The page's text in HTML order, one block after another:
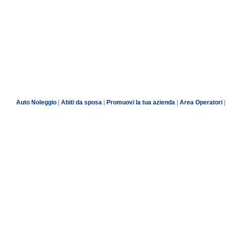
Auto Noleggio| Abiti da sposa| Promuovi la tua azienda Area Operatori